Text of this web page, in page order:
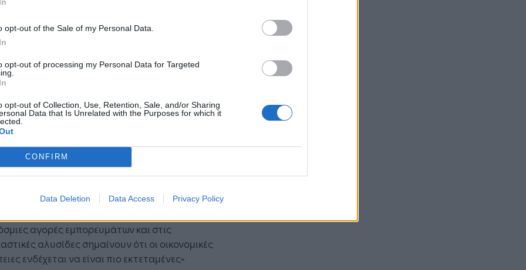
opt-out of the Sale of my Personal Data.
opt-out of processing my Personal Data for Targeted
opt-out of Collection, Use, Retention, Sale, and/or Sharing
Data that Is Unrelated with the Purposes for which it
CONFIRM
Data Deletion Data Access Privacy Policy
Selfin, Chief Economist της KPMG UK, δήλωσε
μία φορά αντιμέτωποι με ένα σημαντικό σοκ
με την ενέργεια, ωστόσο η φύση αυτής
του 2022. Η άμεση έκθεση στο φυσικό αέριο
σε σύγκριση με την ενεργειακή
που περιορίζει τον κίνδυνο φυσικών
αγορές εμπορευμάτων και στις
αλυσίδες σημαίνουν ότι οι οικονομικές
ενδέχεται να είναι πιο εκτεταμένες»